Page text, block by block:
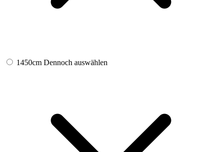
1450cm Dennoch auswählen